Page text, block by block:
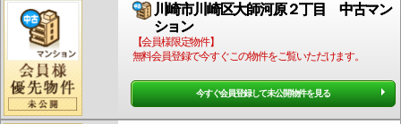
川崎市川崎区大師河原２丁目 中古マン
ション
【会員様限定物件】
無料会員登録で今すぐこの物件をご覧いただけます。
今すぐ会員登録して未公開物件を見る